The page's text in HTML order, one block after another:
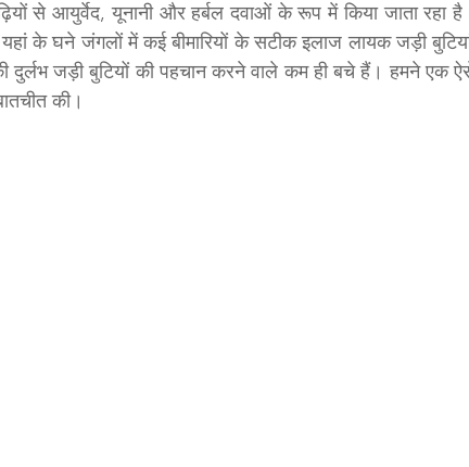
Education Adivasi Heroes
से आयुर्वेद, यूनानी और हर्बल दवाओं के रूप में किया जाता रहा
के घने जंगलों में कई बीमारियों के सटीक इलाज लायक जड़ी
जड़ी बुटियों की पहचान करने वाले कम ही बचे हैं। हमने एक
की।